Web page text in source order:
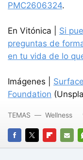
PMC2606324.
En Vitónica | Si
preguntas de
en tu vida de lo
Imágenes | Surface
Foundation
FACEBOOK
TWITTERFLIPBOARD
E-
TEMAS Wellness